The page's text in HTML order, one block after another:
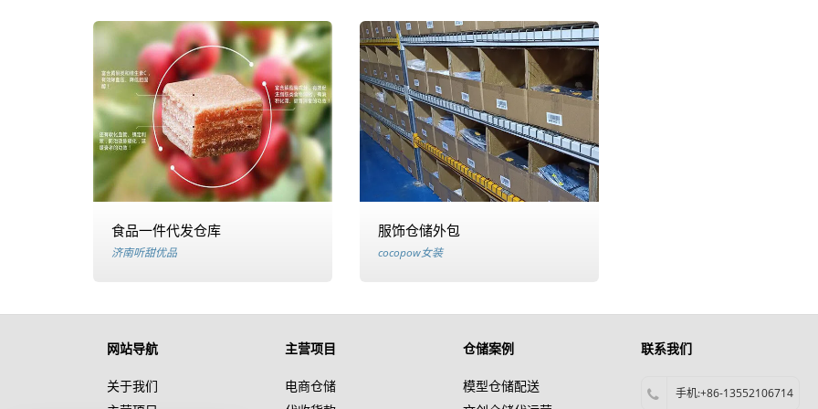
食品一件代发仓库
济南听甜优品
服饰仓储外包
cocopow女装
网站导航
关于我们
主营项目
电商仓储
仓储案例
模型仓储配送
联系我们
手机:+86-13552106714